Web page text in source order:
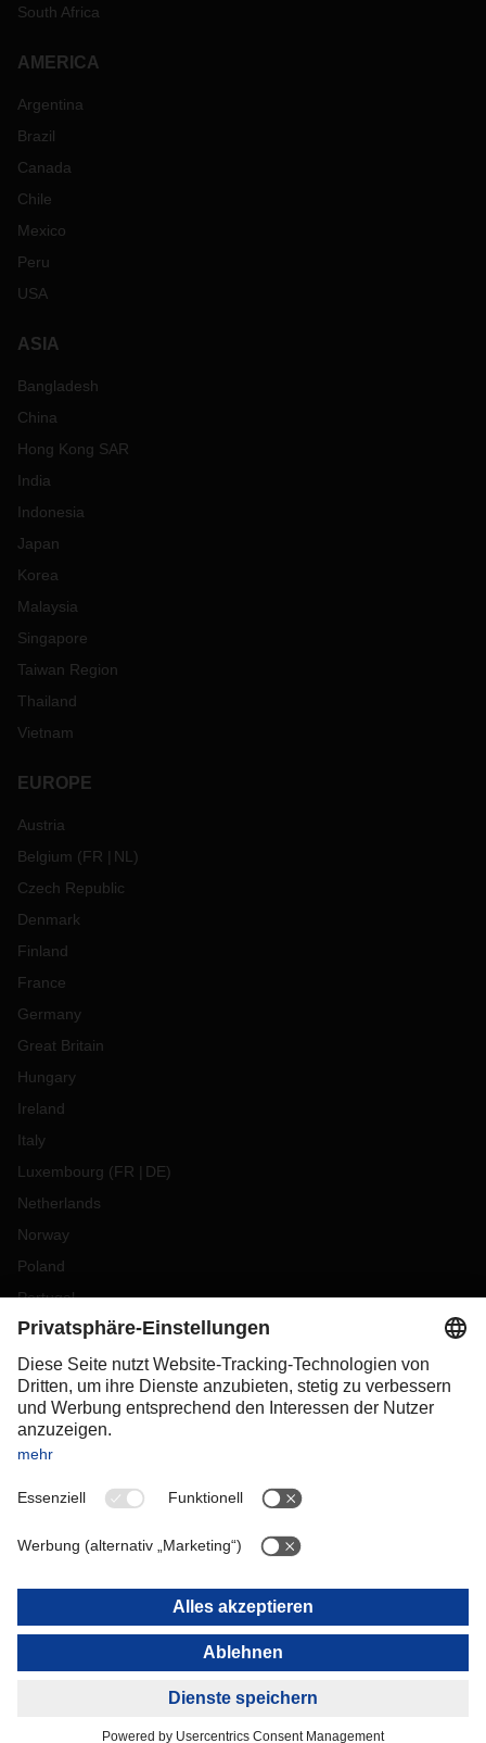
South Africa
AMERICA
Argentina
Brazil
Canada
Chile
Mexico
Peru
USA
ASIA
Bangladesh
China
Hong Kong SAR
India
Indonesia
Japan
Korea
Malaysia
Singapore
Taiwan Region
Thailand
Vietnam
EUROPE
Austria
Belgium (FR NL )
Czech Republic
Denmark
Finland
France
Germany
Great Britain
Hungary
Ireland
Italy
Luxembourg (FR DE)
Netherlands
Norway
Poland
Portugal
Romania
Slovakia
Spain
Sweden
Switzerland
OCEANIA